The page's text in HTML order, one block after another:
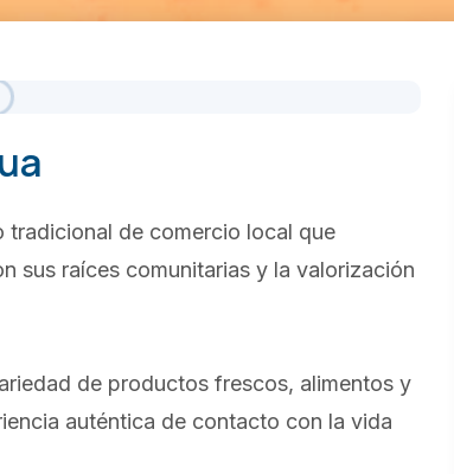
tradicional de comercio local que
sus raíces comunitarias y la valorización
de productos frescos, alimentos y
auténtica de contacto con la vida